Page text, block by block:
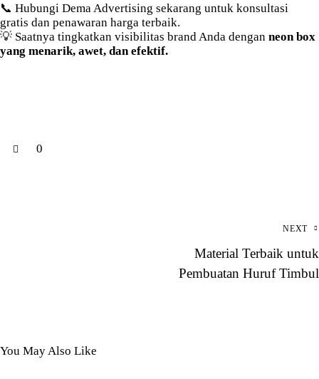
📞 Hubungi Dema Advertising sekarang untuk konsultasi
gratis dan penawaran harga terbaik.
💡 Saatnya tingkatkan visibilitas brand Anda dengan neon box
yang menarik, awet, dan efektif.
0
NEXT
Material Terbaik untuk
Pembuatan Huruf Timbul
You May Also Like